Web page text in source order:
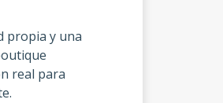
propia y una
real para